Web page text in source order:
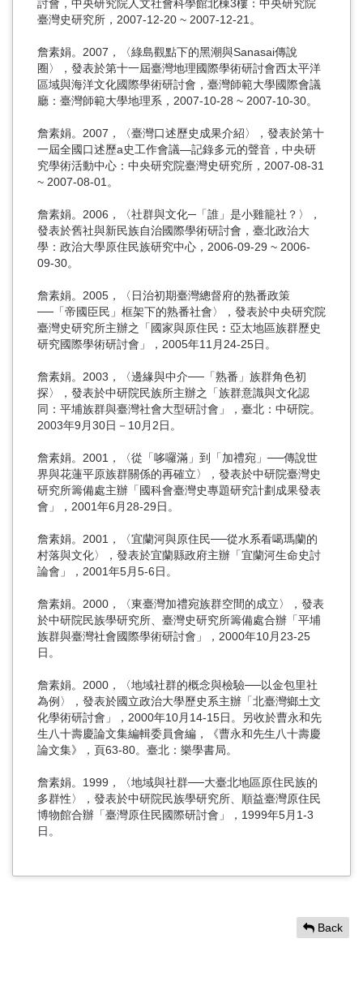
討會，中央研究院人文社會科學館北棟3樓：中央研究院
臺灣史研究所，2007-12-20 ~ 2007-12-21。
詹素娟。2007，〈綠島觀點下的黑潮與Sanasai傳說
圈〉，發表於第十一屆臺灣地理國際學術研討會西太平洋
區域與海洋文化國際學術研討會，臺灣師範大學國際會議
廳：臺灣師範大學地理系，2007-10-28 ~ 2007-10-30。
詹素娟。2007，〈臺灣口述歷史成果介紹〉，發表於第十
一屆全國口述歷a史工作會議—記錄多元的聲音，中央研
究學術活動中心：中央研究院臺灣史研究所，2007-08-31
~ 2007-08-01。
詹素娟。2006，〈社群與文化─「誰」是小雞籠社？〉，
發表於舊社與新民族自治國際學術研討會，臺北政治大
學：政治大學原住民族研究中心，2006-09-29 ~ 2006-
09-30。
詹素娟。2005，〈日治初期臺灣總督府的熟番政策
──「帝國臣民」框架下的熟番社會〉，發表於中央研究院
臺灣史研究所主辦之「國家與原住民︰亞太地區族群歷史
研究國際學術研討會」，2005年11月24-25日。
詹素娟。2003，〈邊緣與中介──「熟番」族群角色初
探〉，發表於中研院民族所主辦之「族群意識與文化認
同：平埔族群與臺灣社會大型研討會」，臺北：中研院。
2003年9月30日－10月2日。
詹素娟。2001，〈從「哆囉滿」到「加禮宛」──傳說世
界與花蓮平原族群關係的再確立〉，發表於中研院臺灣史
研究所籌備處主辦「國科會臺灣史專題研究計劃成果發表
會」，2001年6月28-29日。
詹素娟。2001，〈宜蘭河與原住民──從水系看噶瑪蘭的
村落與文化〉，發表於宜蘭縣政府主辦「宜蘭河生命史討
論會」，2001年5月5-6日。
詹素娟。2000，〈東臺灣加禮宛族群空間的成立〉，發表
於中研院民族學研究所、臺灣史研究所籌備處合辦「平埔
族群與臺灣社會國際學術研討會」，2000年10月23-25
日。
詹素娟。2000，〈地域社群的概念與檢驗──以金包里社
為例〉，發表於國立政治大學歷史系主辦「北臺灣鄉土文
化學術研討會」，2000年10月14-15日。另收於曹永和先
生八十壽慶論文集編輯委員會編，《曹永和先生八十壽慶
論文集》，頁63-80。臺北：樂學書局。
詹素娟。1999，〈地域與社群──大臺北地區原住民族的
多群性〉，發表於中研院民族學研究所、順益臺灣原住民
博物館合辦「臺灣原住民國際研討會」，1999年5月1-3
日。
Back